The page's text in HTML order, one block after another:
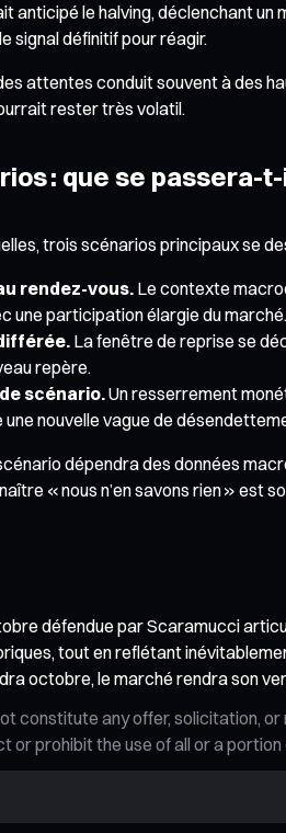
anticipé le halving, déclenchant
signal définitif pour réagir.
attentes conduit souvent à des
rester très volatil.
: que se passera-
trois scénarios principaux se
rendez-vous. Le contexte
une participation élargie du
La fenêtre de reprise se
repère.
scénario.Un resserrement
une nouvelle vague de
dépendra des données
« nous n’en savons rien » est
défendue par Scaramucci
tout en reflétant
octobre, le marché rendra son
constitute any offer, solicitation,
or prohibit the use of all or a